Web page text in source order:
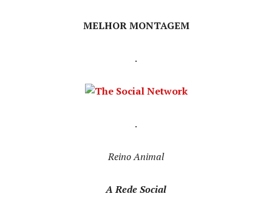
MELHOR MONTAGEM
.
.
Reino Animal
A Rede Social